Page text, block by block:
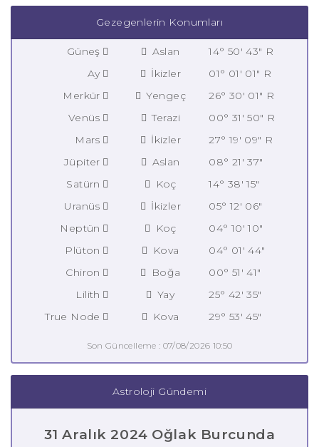
Gezegenlerin Konumları
Güneş Aslan
14° 50' 43" R
Ay
İkizler
01° 01' 01" R
Merkür
Yengeç
26° 30' 01" R
Venüs
Terazi
00° 31' 50" R
Mars
İkizler
27° 19' 09" R
Jüpiter
Aslan
08° 21' 37"
Satürn
Koç
14° 38' 15"
Uranüs
İkizler
05° 12' 06"
Neptün
Koç
04° 10' 10"
Plüton
Kova
04° 01' 44"
Chiron
Boğa
00° 51' 41"
Lilith
Yay
25° 42' 35"
True Node
Kova 29° 53' 45"
Son Güncelleme : 07/08/2026 10:50
Astroloji Gündemi
31 Aralık 2024 Oğlak Burcunda